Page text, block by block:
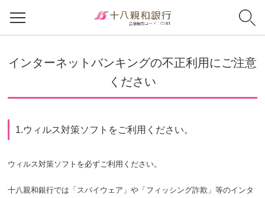
インターネットバンキングの不正利用にご注意
ください
1.ウィルス対策ソフトをご利用ください。
ウィルス対策ソフトを必ずご利用ください。
十八親和銀行では「スパイウェア」や「フィッシング詐欺」等のインタ